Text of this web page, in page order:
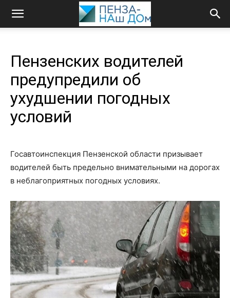
Пензенских водителей
предупредили об
ухудшении погодных
условий
Госавтоинспекция Пензенской области призывает
водителей быть предельно внимательными на дорогах
в неблагоприятных погодных условиях.